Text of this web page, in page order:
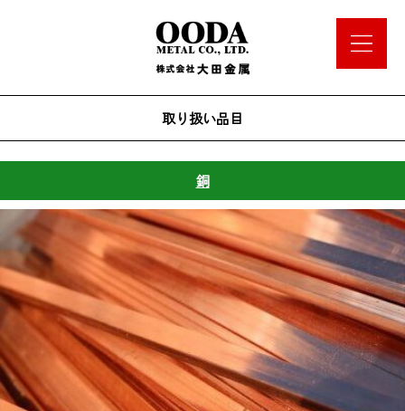
取り扱い品目
銅